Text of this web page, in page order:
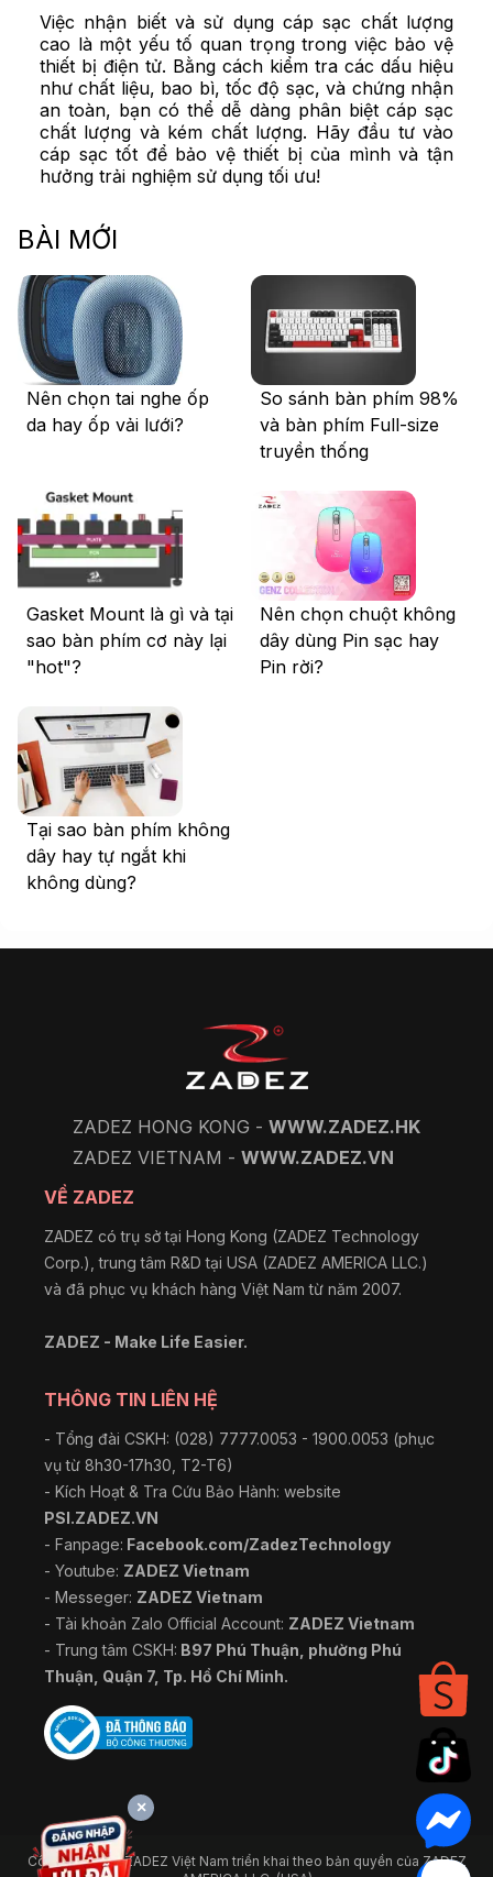
Việc nhận biết và sử dụng cáp sạc chất lượng
cao là một yếu tố quan trọng trong việc bảo vệ
thiết bị điện tử. Bằng cách kiểm tra các dấu hiệu
như chất liệu, bao bì, tốc độ sạc, và chứng nhận
an toàn, bạn có thể dễ dàng phân biệt cáp sạc
chất lượng và kém chất lượng. Hãy đầu tư vào
cáp sạc tốt để bảo vệ thiết bị của mình và tận
hưởng trải nghiệm sử dụng tối ưu!
BÀI MỚI
Nên chọn tai nghe ốp
da hay ốp vải lưới?
So sánh bàn phím 98%
và bàn phím Full-size
truyền thống
Gasket Mount là gì và tại
sao bàn phím cơ này lại
"hot"?
Nên chọn chuột không
dây dùng Pin sạc hay
Pin rời?
Tại sao bàn phím không
dây hay tự ngắt khi
không dùng?
ZADEZ HONG KONG - WWW.ZADEZ.HK
ZADEZ VIETNAM - WWW.ZADEZ.VN
VỀ ZADEZ
ZADEZ có trụ sở tại Hong Kong (ZADEZ Technology
Corp.), trung tâm R&D tại USA (ZADEZ AMERICA LLC.)
và đã phục vụ khách hàng Việt Nam từ năm 2007.
ZADEZ - Make Life Easier.
THÔNG TIN LIÊN HỆ
- Tổng đài CSKH: (028) 7777.0053 - 1900.0053 (phục
vụ từ 8h30-17h30, T2-T6)
- Kích Hoạt & Tra Cứu Bảo Hành: website
PSI.ZADEZ.VN
- Fanpage: Facebook.com/ZadezTechnology
- Youtube: ZADEZ Vietnam
- Messeger: ZADEZ Vietnam
- Tài khoản Zalo Official Account: ZADEZ Vietnam
- Trung tâm CSKH: B97 Phú Thuận, phường Phú
Thuận, Quận 7, Tp. Hồ Chí Minh.
Công ty TNHH ZADEZ Việt Nam triển khai theo bản quyền của ZADEZ
×